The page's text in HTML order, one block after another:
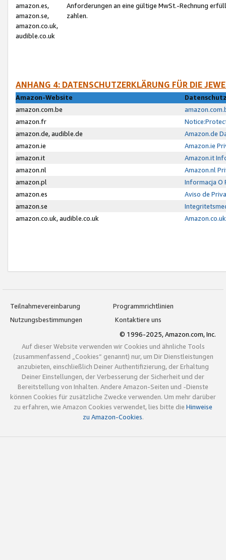
amazon.es,
amazon.se,
amazon.co.uk,
audible.co.uk
Anforderungen an eine gültige MwSt.-Rechnung
zahlen.
ANHANG 4: DATENSCHUTZERKLÄRUNG FÜR DIE
Amazon-Website
amazon.com.be
amazon.fr
amazon.de, audible.de
Amazon.de
amazon.ie
Amazon.ie
amazon.it
Amazon.it
amazon.nl
Amazon.nl
amazon.pl
Informacja O
amazon.es
Aviso de
amazon.se
amazon.co.uk, audible.co.uk
Teilnahmevereinbarung
Programmrichtlinien
Nutzungsbestimmungen
Kontaktiere uns
© 1996-2025, Amazon.com, Inc.
Auf dieser Website verwenden wir Cookies und ähnliche Tools
(zusammenfassend „Cookies“ genannt) nur, um Dir Dienstleistungen
anzubieten, einschließlich Deiner Authentifizierung, der Erhaltung
Deiner Einstellungen, der Verbesserung der Sicherheit und der
Bereitstellung von Inhalten. Andere Amazon-Seiten und -Dienste
können Cookies für zusätzliche Zwecke verwenden. Um mehr darüber
zu erfahren, wie Amazon Cookies verwendet, lies bitte die Hinweise
zu Amazon-Cookies.